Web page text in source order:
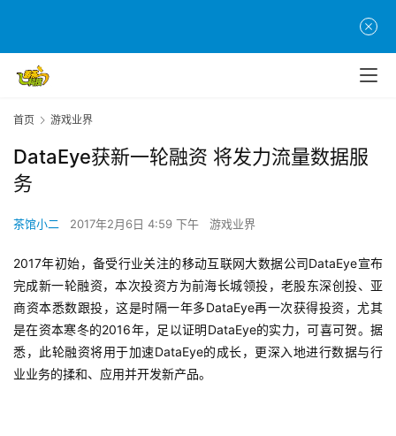
首页 游戏业界
DataEye获新一轮融资 将发力流量数据服
务
茶馆小二 2017年2月6日 4:59 下午 游戏业界
2017年初始，备受行业关注的移动互联网大数据公司DataEye宣布
完成新一轮融资，本次投资方为前海长城领投，老股东深创投、亚
商资本悉数跟投，这是时隔一年多DataEye再一次获得投资，尤其
是在资本寒冬的2016年，足以证明DataEye的实力，可喜可贺。据
悉，此轮融资将用于加速DataEye的成长，更深入地进行数据与行
业业务的揉和、应用并开发新产品。